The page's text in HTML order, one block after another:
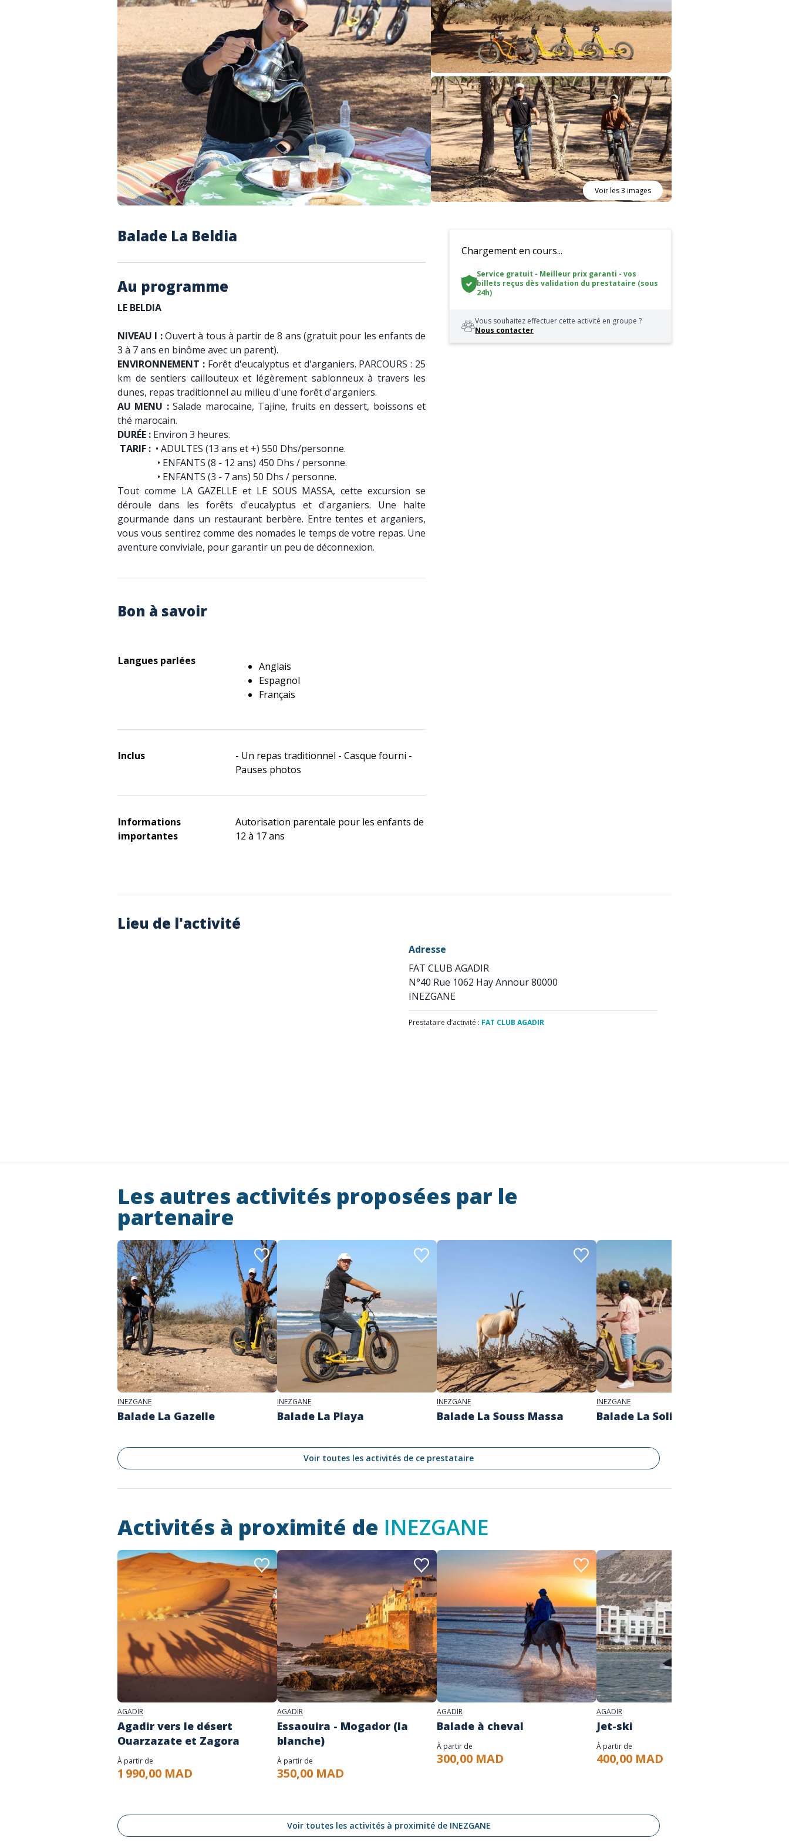
Voir les 3 images
Balade La Beldia
Au programme
LE BELDIA
NIVEAU I :Ouvert à tous à partir de 8 ans (gratuit pour les enfants de
3 à 7 ans en binôme avec un parent).
ENVIRONNEMENT : Forêt d'eucalyptus et d'arganiers. PARCOURS : 25
km de sentiers caillouteux et légèrement sablonneux à travers les
dunes, repas traditionnel au milieu d'une forêt d'arganiers.
AU MENU :Salade marocaine, Tajine, fruits en dessert, boissons et
thé marocain.
DURÉE : Environ 3 heures.
TARIF : • ADULTES (13 ans et +) 550 Dhs/personne.
• ENFANTS (8 - 12 ans) 450 Dhs / personne.
• ENFANTS (3 - 7 ans) 50 Dhs / personne.
Tout comme LA GAZELLE et LE SOUS MASSA, cette excursion se
déroule dans les forêts d'eucalyptus et d'arganiers. Une halte
gourmande dans un restaurant berbère. Entre tentes et arganiers,
vous vous sentirez comme des nomades le temps de votre repas. Une
aventure conviviale, pour garantir un peu de déconnexion.
Bon à savoir
Langues parlées
Anglais
Espagnol
Français
Inclus
- Un repas traditionnel - Casque fourni -
Pauses photos
Informations
importantes
Autorisation parentale pour les enfants de
12 à 17 ans
Chargement en cours...
Service gratuit - Meilleur prix garanti - vos
billets reçus dès validation du prestataire (sous
24h)
Vous souhaitez effectuer cette activité en groupe ?
Nous contacter
Lieu de l'activité
Adresse
FAT CLUB AGADIR
N°40 Rue 1062 Hay Annour 80000
INEZGANE
Prestataire d’activité : FAT CLUB AGADIR
Les autres activités proposées par le
partenaire
INEZGANE
Balade La Gazelle
INEZGANE
Balade La Playa
INEZGANE
Balade La Souss Massa
INEZGANE
Balade La Solidaire
Voir toutes les activités de ce prestataire
Activités à proximité de INEZGANE
AGADIR
Agadir vers le désert
Ouarzazate et Zagora
À partir de
1 990,00 MAD
AGADIR
Essaouira - Mogador (la
blanche)
À partir de
350,00 MAD
AGADIR
Balade à cheval
À partir de
300,00 MAD
AGADIR
Jet-ski
À partir de
400,00 MAD
Voir toutes les activités à proximité de INEZGANE